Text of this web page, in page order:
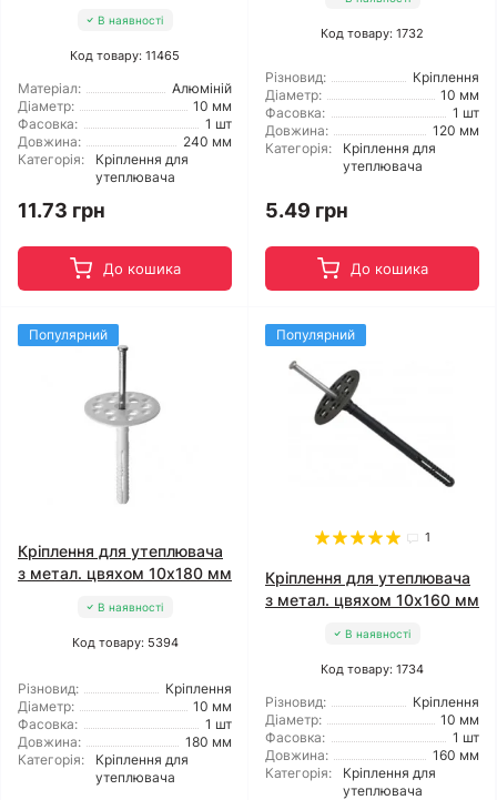
В наявності
Код товару: 11465
Матеріал:
Алюміній
Діаметр:
10 мм
Фасовка:
1 шт
Довжина:
240 мм
Категорія:
Кріплення для
утеплювача
11.73 грн
До кошика
Код товару: 1732
Різновид:
Кріплення
Діаметр:
10 мм
Фасовка:
1 шт
Довжина:
120 мм
Категорія:
Кріплення для
утеплювача
5.49 грн
До кошика
Популярний
Кріплення для утеплювача
з метал. цвяхом 10x180 мм
В наявності
Код товару: 5394
Різновид:
Кріплення
Діаметр:
10 мм
Фасовка:
1 шт
Довжина:
180 мм
Категорія:
Кріплення для
утеплювача
Популярний
1
Кріплення для утеплювача
з метал. цвяхом 10x160 мм
В наявності
Код товару: 1734
Різновид:
Кріплення
Діаметр:
10 мм
Фасовка:
1 шт
Довжина:
160 мм
Категорія:
Кріплення для
утеплювача